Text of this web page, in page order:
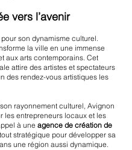
vers l’avenir
son dynamisme culturel.
la ville en une immense
aux arts contemporains. Cet
attire des artistes et spectateurs
des rendez-vous artistiques les
rayonnement culturel, Avignon
les entrepreneurs locaux et les
à uneagence de création de
stratégique pour développer sa
une région aussi dynamique.